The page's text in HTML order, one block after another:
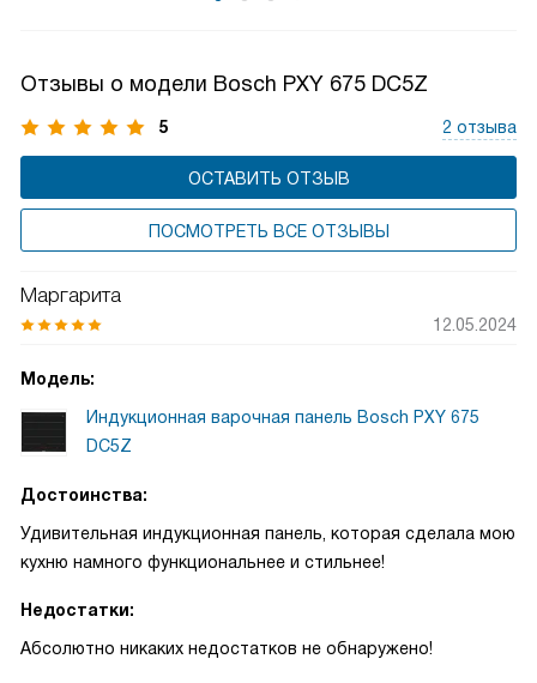
Отзывы о модели Bosch PXY 675 DC5Z
5 2 отзыва
ОСТАВИТЬ ОТЗЫВ
ПОСМОТРЕТЬ ВСЕ ОТЗЫВЫ
Маргарита
12.05.2024
Модель:
Индукционная варочная панель Bosch PXY 675
DC5Z
Достоинства:
Удивительная индукционная панель, которая сделала мою
кухню намного функциональнее и стильнее!
Недостатки:
Абсолютно никаких недостатков не обнаружено!